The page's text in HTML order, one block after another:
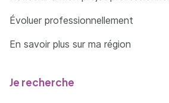
Évoluer professionnellement
En savoir plus sur ma région
Je recherche